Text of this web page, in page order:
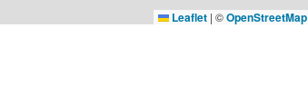
Leaflet | ©OpenStreetMap